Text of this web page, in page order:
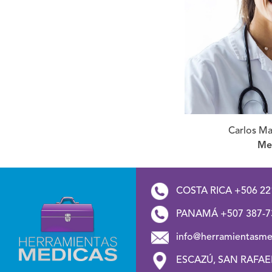
Carlos
COSTA RICA +506
PANAMÁ +507 387-
ESCAZÚ, SAN